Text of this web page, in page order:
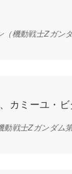
（機動戦士Zガン
カミーユ・ビ
動戦士Zガンダム